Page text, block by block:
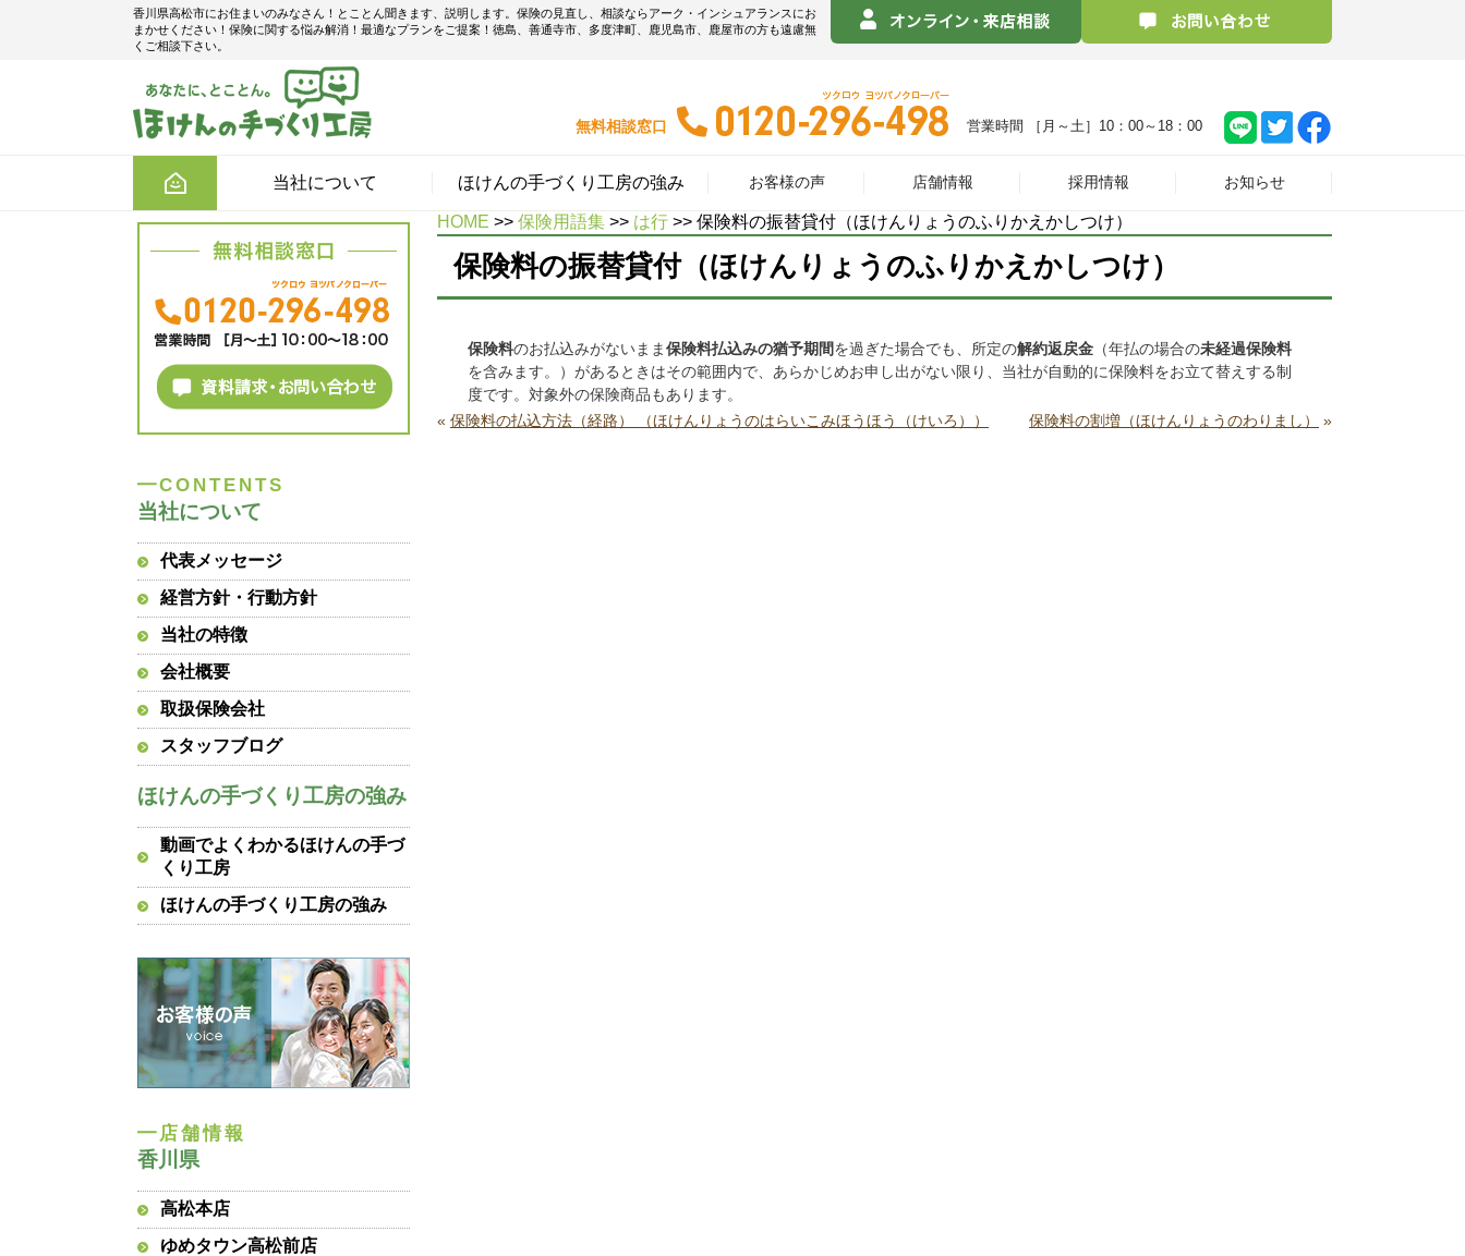
香川県高松市にお住まいのみなさん！とことん聞きます、説明します。保険の見直し、相談ならアーク・インシュアランスにお
まかせください！保険に関する悩み解消！最適なプランをご提案！徳島、善通寺市、多度津町、鹿児島市、鹿屋市の方も遠慮無
くご相談下さい。
無料相談窓口 営業時間 ［月～土］ 10：00～18：00
当社について ほけんの手づくり工房の強み お客様の声 店舗情報 採用情報 お知らせ
HOME >> 保険用語集 >> は行 >> 保険料の振替貸付（ほけんりょうのふりかえかしつけ）
保険料の振替貸付（ほけんりょうのふりかえかしつけ）
保険料のお払込みがないまま保険料払込みの猶予期間を過ぎた場合でも、所定の解約返戻金 （年払の場合の未経過保険料
を含みます。）があるときはその範囲内で、あらかじめお申し出がない限り、当社が自動的に保険料をお立て替えする制
度です。対象外の保険商品もあります。
« 保険料の払込方法（経路） （ほけんりょうのはらいこみほうほう（けいろ）） 保険料の割増（ほけんりょうのわりまし） »
当社について
代表メッセージ
経営方針・行動方針
当社の特徴
会社概要
取扱保険会社
スタッフブログ
ほけんの手づくり工房の強み
動画でよくわかるほけんの手づ
くり工房
ほけんの手づくり工房の強み
香川県
高松本店
ゆめタウン高松前店